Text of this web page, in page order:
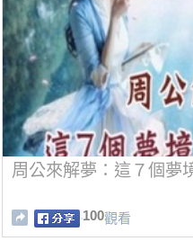
周公來解夢：這７個夢
100觀看